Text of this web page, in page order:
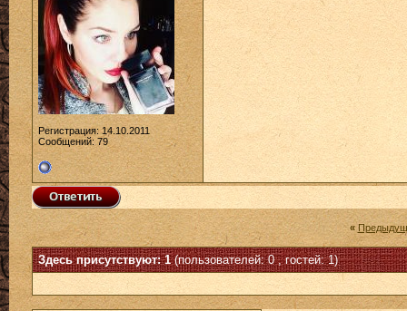
Регистрация: 14.10.2011
Сообщений: 79
«
Здесь присутствуют: 1(пользователей: 0 , гостей: 1)